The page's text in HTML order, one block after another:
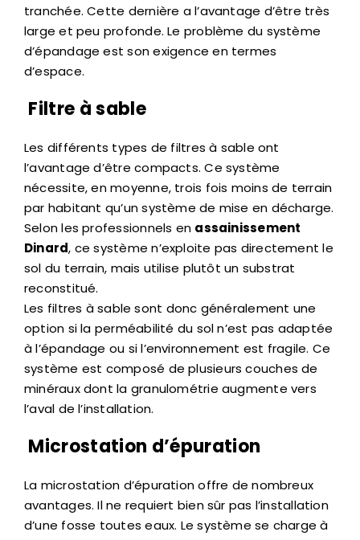
tranchée. Cette dernière a l’avantage d’être très
large et peu profonde. Le problème du système
d’épandage est son exigence en termes
d’espace.
Filtre à sable
Les différents types de filtres à sable ont
l’avantage d’être compacts. Ce système
nécessite, en moyenne, trois fois moins de terrain
par habitant qu’un système de mise en décharge.
Selon les professionnels en assainissement
Dinard, ce système n’exploite pas directement le
sol du terrain, mais utilise plutôt un substrat
reconstitué.
Les filtres à sable sont donc généralement une
option si la perméabilité du sol n’est pas adaptée
à l’épandage ou si l’environnement est fragile. Ce
système est composé de plusieurs couches de
minéraux dont la granulométrie augmente vers
l’aval de l’installation.
Microstation d’épuration
La microstation d’épuration offre de nombreux
avantages. Il ne requiert bien sûr pas l’installation
d’une fosse toutes eaux. Le système se charge à